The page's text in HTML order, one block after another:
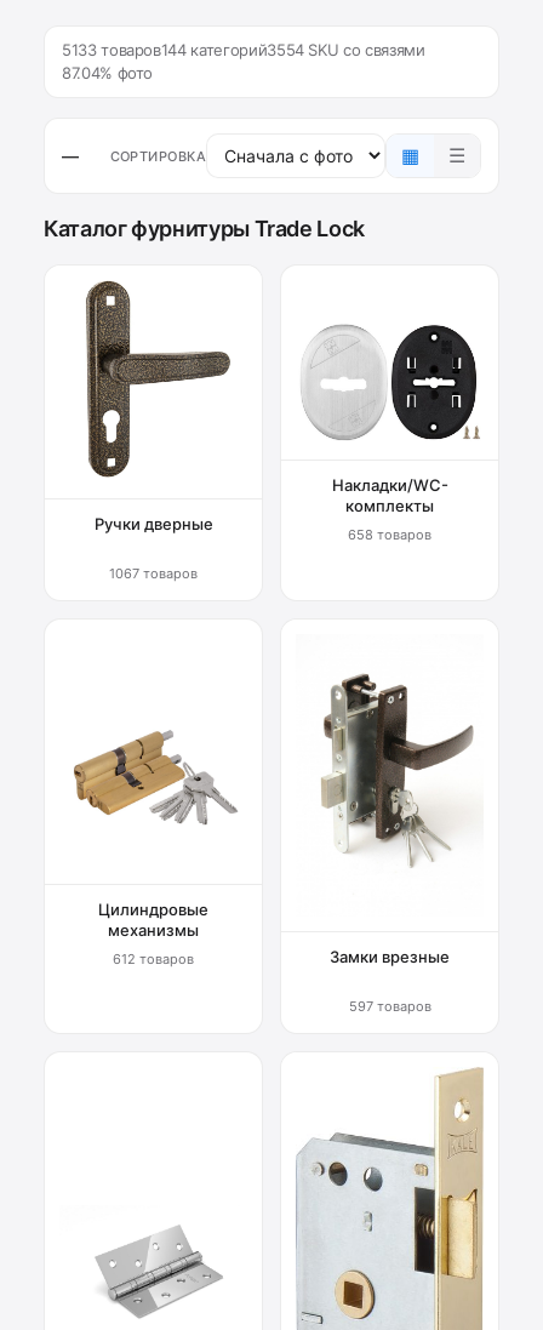
5133 товаров144 категорий3554 SKU со связями
87.04% фото
— СОРТИРОВКА ▦ ☰
Каталог фурнитуры Trade Lock
Ручки дверные
1067 товаров
Накладки/WC-
комплекты
658 товаров
Цилиндровые
механизмы
612 товаров Замки врезные
597 товаров